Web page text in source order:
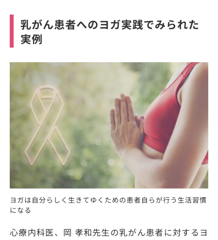
乳がん患者へのヨガ実践でみられた
実例
ヨガは自分らしく生きてゆくための患者自らが行う生活習慣
になる
心療内科医、岡 孝和先生の乳がん患者に対するヨ